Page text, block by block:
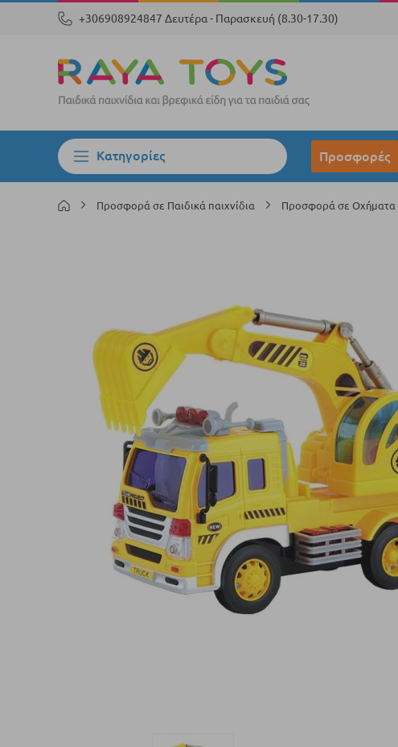
+306908924847 Δευτέρα - Παρασκευή (8.30-17.30)
Κατηγορίες Προσφορές
Προσφορά σε Παιδικά παιχνίδια Προσφορά σε Οχήματα
εικόνων